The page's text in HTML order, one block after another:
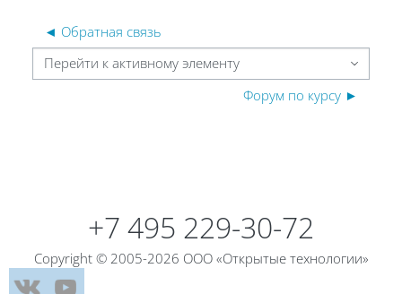
◄ Обратная связь
Перейти к активному элементу
Форум по курсу ►
+7 495 229-30-72
Copyright © 2005-2026 ООО «Открытые технологии»